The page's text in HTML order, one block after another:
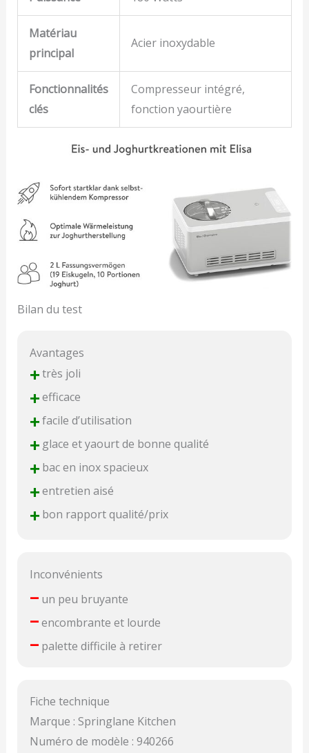
Matériau
principal
Acier inoxydable
Fonctionnalités
clés
Compresseur intégré,
fonction yaourtière
Bilan du test
Avantages
+très joli
+efficace
+facile d’utilisation
+glace et yaourt de bonne qualité
+bac en inox spacieux
+entretien aisé
+bon rapport qualité/prix
Inconvénients
–un peu bruyante
–encombrante et lourde
–palette difficile à retirer
Fiche technique
Marque : Springlane Kitchen
Numéro de modèle : 940266